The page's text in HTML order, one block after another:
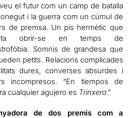
el futur com un camp de batalla
i la guerra com un cúmul de
de premsa. Un pis hermètic que
obrir-se en temps de
Somnis de grandesa que
petits. Relacions complicades
dures, converses absurdes i
incompresos. “En tiempos de
cualquier agujero es Trinxera.”
de dos premis com a